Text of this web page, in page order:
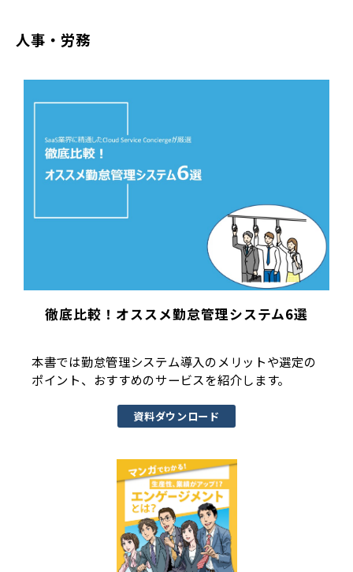
人事・労務
徹底比較！オススメ勤怠管理システム6選
本書では勤怠管理システム導入のメリットや選定の
ポイント、おすすめのサービスを紹介します。
資料ダウンロード